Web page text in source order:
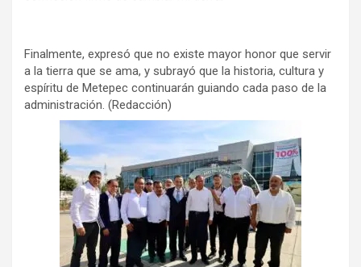
Finalmente, expresó que no existe mayor honor que servir
a la tierra que se ama, y subrayó que la historia, cultura y
espíritu de Metepec continuarán guiando cada paso de la
administración. (Redacción)